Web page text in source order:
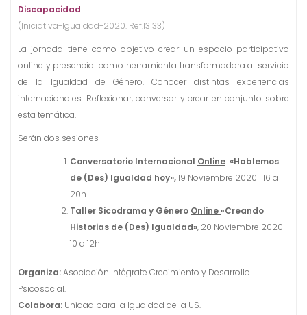
Discapacidad
(Iniciativa-Igualdad-2020. Ref.13133)
La jornada tiene como objetivo crear un espacio participativo
online y presencial como herramienta transformadora al servicio
de la Igualdad de Género. Conocer distintas experiencias
internacionales. Reflexionar, conversar y crear en conjunto sobre
esta temática.
Serán dos sesiones
Conversatorio Internacional Online «Hablemos
de (Des) Igualdad hoy»,19 Noviembre 2020 | 16 a
20h
Taller Sicodrama y Género Online«Creando
Historias de (Des) Igualdad», 20 Noviembre 2020 |
10 a 12h
Organiza:Asociación Intégrate Crecimiento y Desarrollo
Psicosocial.
Colabora: Unidad para la Igualdad de la US.